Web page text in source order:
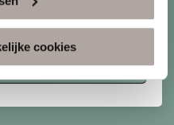
cookies